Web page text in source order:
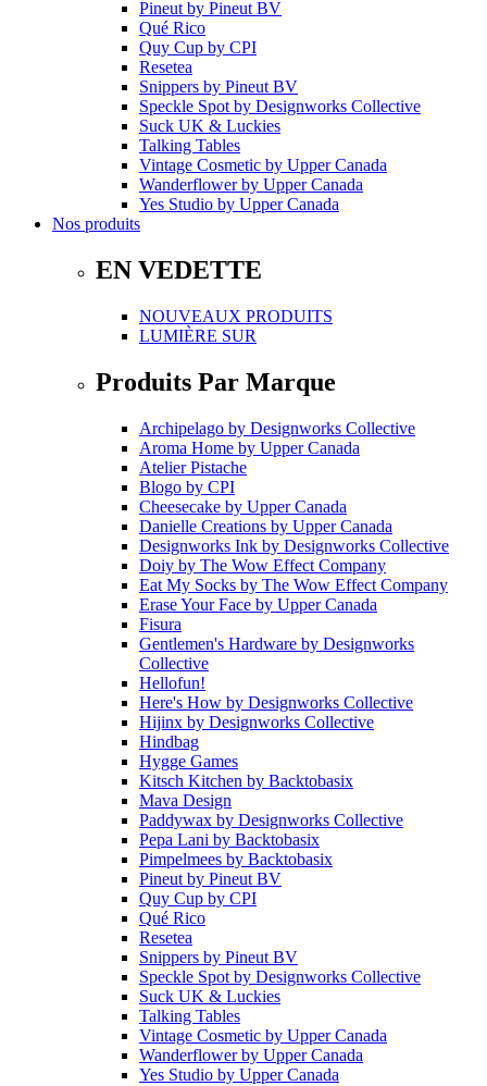
Pineutby Pineut BV
Qué Rico
Quy Cup by CPI
Resetea
Snippers by Pineut BV
Speckle Spotby Designworks Collective
Suck UK & Luckies
Talking Tables
Vintage Cosmetic by Upper Canada
Wanderflowerby Upper Canada
Yes Studio by Upper Canada
Nos produits
EN VEDETTE
NOUVEAUX PRODUITS
LUMIÈRE SUR
Produits Par Marque
Archipelago by Designworks Collective
Aroma Home by Upper Canada
Atelier Pistache
Blogo by CPI
Cheesecake by Upper Canada
Danielle Creations by Upper Canada
Designworks Ink by Designworks Collective
Doiy by The Wow Effect Company
Eat My Socks by The Wow Effect Company
Erase Your Face by Upper Canada
Fisura
Gentlemen's Hardware by Designworks
Collective
Hellofun!
Here's How by Designworks Collective
Hijinx by Designworks Collective
Hindbag
Hygge Games
Kitsch Kitchen by Backtobasix
Mava Design
Paddywax by Designworks Collective
Pepa Lani by Backtobasix
Pimpelmees by Backtobasix
Pineut by Pineut BV
Quy Cup by CPI
Qué Rico
Resetea
Snippers by Pineut BV
Speckle Spot by Designworks Collective
Suck UK & Luckies
Talking Tables
Vintage Cosmetic by Upper Canada
Wanderflowerby Upper Canada
Yes Studio by Upper Canada